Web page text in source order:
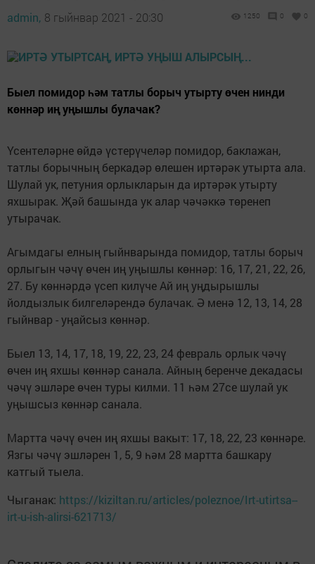
admin, 8 гыйнвар 2021 - 20:30 1250 0 0
Быел помидор һәм татлы борыч утырту өчен нинди
көннәр иң уңышлы булачак?
Үсентеләрне өйдә үстерүчеләр помидор, баклажан,
татлы борычның беркадәр өлешен иртәрәк утырта ала.
Шулай ук, петуния орлыкларын да иртәрәк утырту
яхшырак. Җәй башында ук алар чәчәккә төренеп
утырачак.
Агымдагы елның гыйнварында помидор, татлы борыч
орлыгын чәчү өчен иң уңышлы көннәр: 16, 17, 21, 22, 26,
27. Бу көннәрдә үсеп килүче Ай иң уңдырышлы
йолдызлык билгеләрендә булачак. Ә менә 12, 13, 14, 28
гыйнвар - уңайсыз көннәр.
Быел 13, 14, 17, 18, 19, 22, 23, 24 февраль орлык чәчү
өчен иң яхшы көннәр санала. Айның беренче декадасы
чәчү эшләре өчен туры килми. 11 һәм 27се шулай ук
уңышсыз көннәр санала.
Мартта чәчү өчен иң яхшы вакыт: 17, 18, 22, 23 көннәре.
Язгы чәчү эшләрен 1, 5, 9 һәм 28 мартта башкару
катгый тыела.
Чыганак: https://kiziltan.ru/articles/poleznoe/Irt-utirtsa--
irt-u-ish-alirsi-621713/